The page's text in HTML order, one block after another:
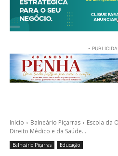
-
Início Balneário Piçarras
Escola da
Direito Médico e da Saúde...
Balneário Piçarras Educação